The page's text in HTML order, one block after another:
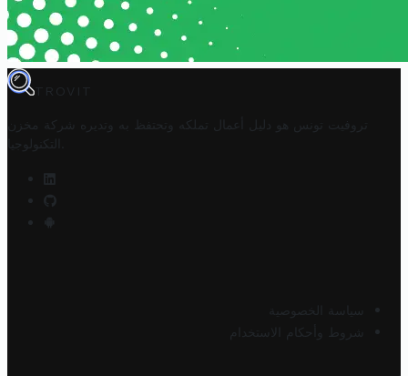
TROVIT
تروفيت تونس هو دليل أعمال تملكه وتحتفظ به وتديره
شركة مخزن
التكنولوجيا
سياسة الخصوصية
شروط وأحكام الاستخدام